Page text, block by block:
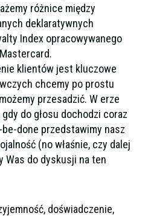
różnice między
deklaratywnych
Index opracowywanego
klientów jest kluczowe
chcemy po prostu
przesadzić. W erze
do głosu dochodzi coraz
done przedstawimy nasz
(no właśnie, czy dalej
Was do dyskusji na ten
doświadczenie,